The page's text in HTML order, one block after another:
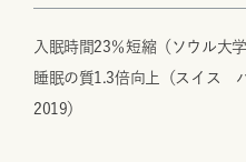
入眠時間23％短縮（ソウル大
睡眠の質1.3倍向上（スイス
2019）